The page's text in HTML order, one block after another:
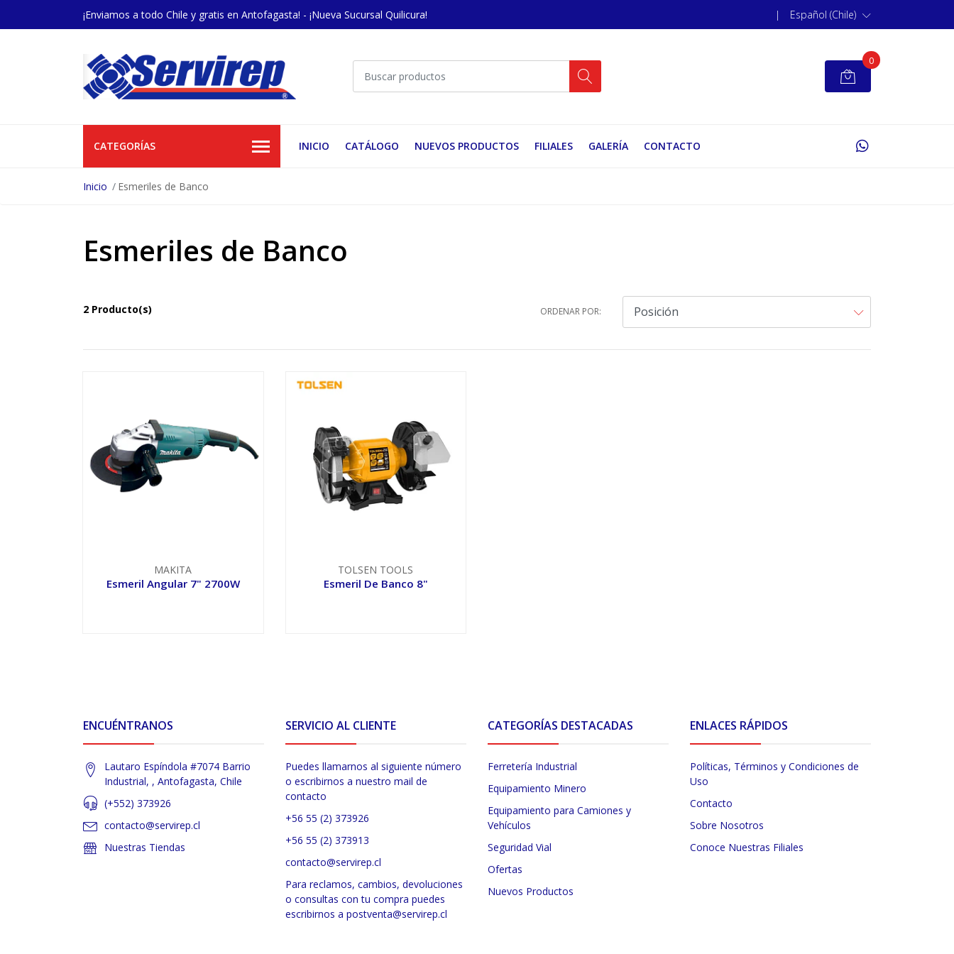
¡Enviamos a todo Chile y gratis en Antofagasta! - ¡Nueva Sucursal Quilicura! | Español (Chile)
0
CATEGORÍAS INICIO CATÁLOGO NUEVOS PRODUCTOS FILIALES GALERÍA CONTACTO
Inicio Esmeriles de Banco
Esmeriles de Banco
2 Producto(s) ORDENAR POR:
MAKITA
Esmeril Angular 7" 2700W
TOLSEN TOOLS
Esmeril De Banco 8"
ENCUÉNTRANOS
Lautaro Espíndola #7074 Barrio
Industrial, , Antofagasta, Chile
(+552) 373926
contacto@servirep.cl
Nuestras Tiendas
SERVICIO AL CLIENTE
Puedes llamarnos al siguiente número
o escribirnos a nuestro mail de
contacto
+56 55 (2) 373926
+56 55 (2) 373913
contacto@servirep.cl
Para reclamos, cambios, devoluciones
o consultas con tu compra puedes
escribirnos a postventa@servirep.cl
CATEGORÍAS DESTACADAS
Ferretería Industrial
Equipamiento Minero
Equipamiento para Camiones y
Vehículos
Seguridad Vial
Ofertas
Nuevos Productos
ENLACES RÁPIDOS
Políticas, Términos y Condiciones de
Uso
Contacto
Sobre Nosotros
Conoce Nuestras Filiales